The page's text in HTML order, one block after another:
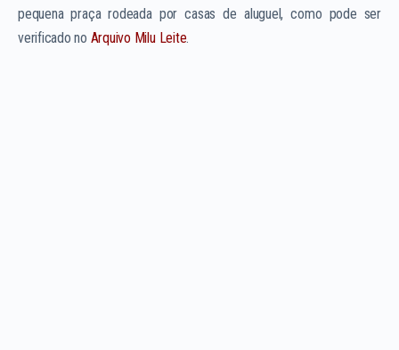
pequena praça rodeada por casas de aluguel, como pode ser
verificado no Arquivo Milu Leite.